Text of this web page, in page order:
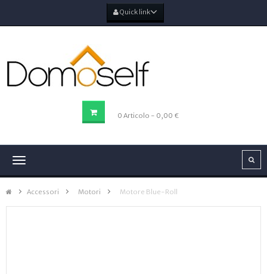
Quick link
0 Articolo - 0,00 €
Navigazione
Accessori > Motori > Motore Blue-Roll